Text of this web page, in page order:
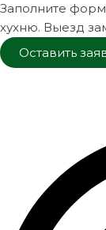
Заполните
хухню. Выезд
Оставить